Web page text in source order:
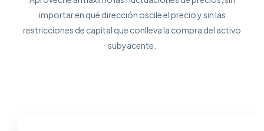
importar en qué dirección oscile el precio y sin las
restricciones de capital que conlleva la compra del activo
subyacente.